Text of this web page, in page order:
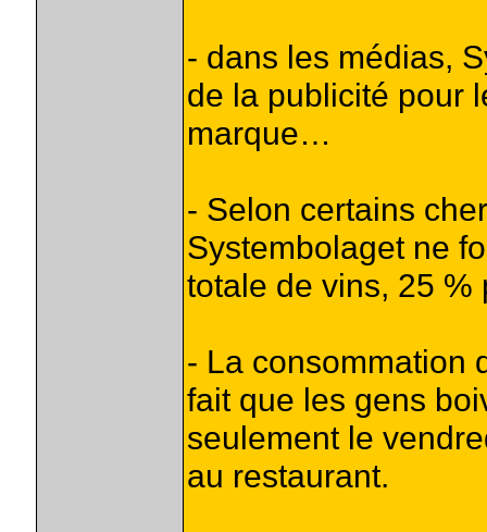
- dans les médias,
de la publicité pour
marque…
- Selon certains
Systembolaget ne
totale de vins, 25
- La consommation
fait que les gens
seulement le
au restaurant.